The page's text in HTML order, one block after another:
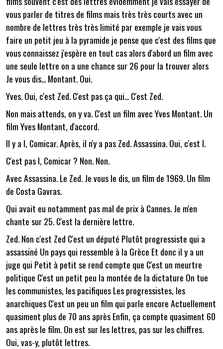
vous parler de titres de films mais très très courts avec un
nombre de lettres très très limité par exemple je vais vous
faire un petit jeu à la pyramide je pense que c'est des films que
vous connaissez j'espère en tout cas alors d'abord un film avec
une seule lettre on a une chance sur 26 pour la trouver alors
Je vous dis... Montant. Oui.
Yves. Oui, c'est Zed. C'est pas ça qui... C'est Zed.
Non mais attends, on y va. C'est un film avec Yves Montant. Un
film Yves Montant, d'accord.
Il y a I, Comicar. Après, il n'y a pas Zed. Assassina. Oui, c'est I.
C'est pas I, Comicar ? Non. Non.
Avec Assassina. Le Zed. Je vous le dis, un film de 1969. Un film
de Costa Gavras.
Qui avait eu notamment pas mal de prix à Cannes. Je m'en
chante sur 25. C'est la dernière lettre.
Zed. Non c'est Zed C'est un député Plutôt progressiste qui a
assassiné Un pays qui ressemble à la Grèce Et donc il y a un
juge qui Petit à petit se rend compte que C'est un meurtre
politique C'est un petit peu la montée de la dictature On tue
les communistes, les pacifiques Les progressistes, les
anarchiques C'est un peu un film qui parle encore Actuellement
quasiment plus de 70 ans après Enfin, ça compte quasiment 60
ans après le film. On est sur les lettres, pas sur les chiffres.
Oui, vas-y, plutôt lettres.